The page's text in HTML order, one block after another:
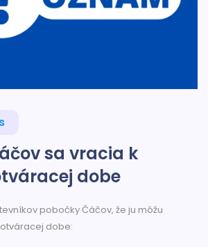
sa vracia k
dobe
pobočky Čáčov, že ju môžu
dobe: